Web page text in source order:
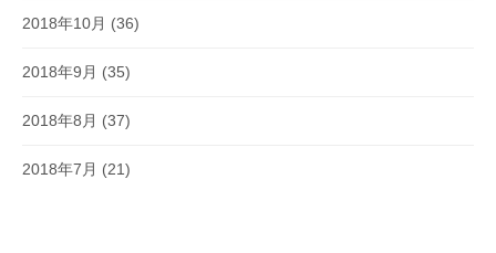
2018年10月 (36)
2018年9月 (35)
2018年8月 (37)
2018年7月 (21)